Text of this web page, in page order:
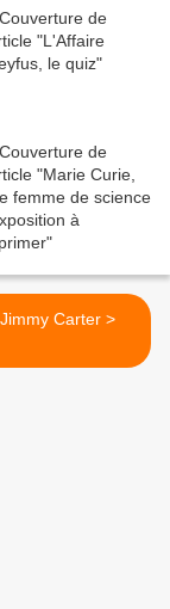
Carter Jimmy Carter >